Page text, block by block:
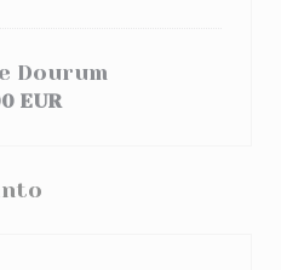
Dourum
EUR